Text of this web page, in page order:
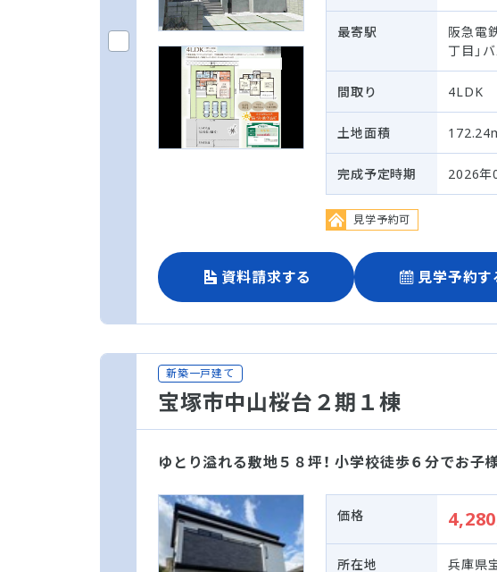
最寄駅
阪急電
丁目」
間取り 4LDK
土地面積
完成予定時期 2026年
見学予約可
資料請求する 見学予約す
新築一戸建て
宝塚市中山桜台２期１棟
ゆとり溢れる敷地５８坪！ 小学校徒歩６分でお子
価格 4,280
所在地 兵庫県